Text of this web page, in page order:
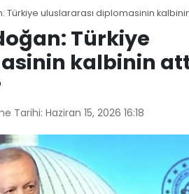
Türkiye uluslararası diplomasinin kalbinin
Türkiye
kalbinin
Tarihi: Haziran 15, 2026 16:18